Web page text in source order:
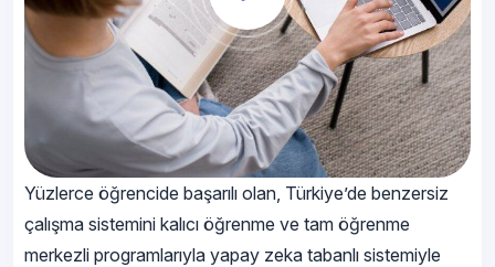
Yüzlerce öğrencide başarılı olan, Türkiye’de benzersiz
çalışma sistemini kalıcı öğrenme ve tam öğrenme
merkezli programlarıyla yapay zeka tabanlı sistemiyle